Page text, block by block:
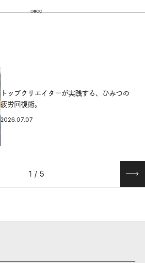
トップクリエイターが実践する、ひみつの
疲労回復術。
2026.07.07
1 / 5